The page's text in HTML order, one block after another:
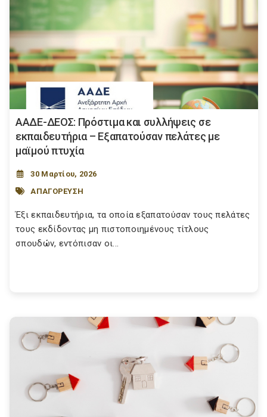
ΑΑΔΕ-ΔΕΟΣ: Πρόστιμα και συλλήψεις σε
εκπαιδευτήρια – Εξαπατούσαν πελάτες με
μαϊμού πτυχία
30 Μαρτίου, 2026
ΑΠΑΓΟΡΕΥΣΗ
Έξι εκπαιδευτήρια, τα οποία εξαπατούσαν τους πελάτες
τους εκδίδοντας μη πιστοποιημένους τίτλους
σπουδών, εντόπισαν οι...